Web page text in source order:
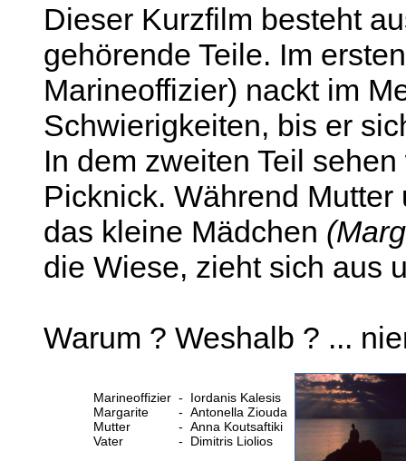
Dieser Kurzfilm besteht
gehörende Teile. Im
Marineoffizier) nackt im
Schwierigkeiten, bis er
In dem zweiten Teil
Picknick. Während
das kleine Mädchen
die Wiese, zieht sich aus
Warum ? Weshalb ? ...
Marineoffizier
Margarite
Mutter
Vater
-
-
-
-
Iordanis Kalesis
Antonella Ziouda
Anna Koutsaftiki
Dimitris Liolios